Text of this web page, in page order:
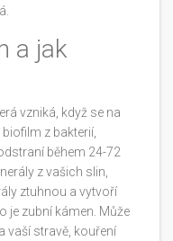
a jak
vzniká, když se na
z bakterií,
během 24-72
z vašich slin,
ztuhnou a vytvoří
je zubní kámen. Může
vaší stravě, kouření